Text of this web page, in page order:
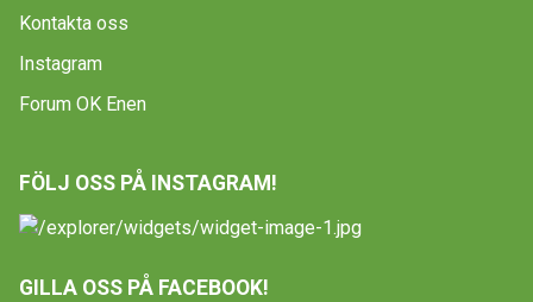
Kontakta oss
Instagram
Forum OK Enen
FÖLJ OSS PÅ INSTAGRAM!
GILLA OSS PÅ FACEBOOK!